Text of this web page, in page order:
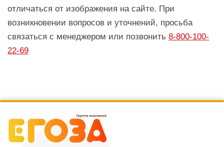
отличаться от изображения на сайте. При
возникновении вопросов и уточнений, просьба
связаться с менеджером или позвонить 8-800-100-
22-69